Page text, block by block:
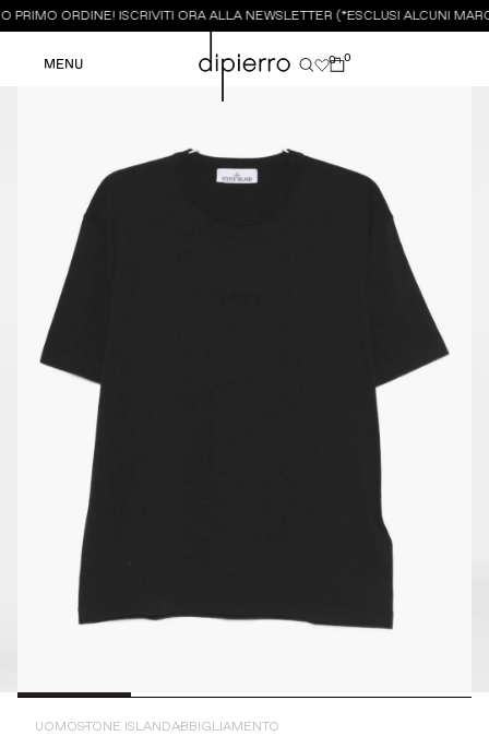
PRIMO ORDINE! ISCRIVITI ORA ALLA NEWSLETTER (*ESCLUSI ALCUNI
MENU 0 0
UOMOSTONE ISLANDABBIGLIAMENTO